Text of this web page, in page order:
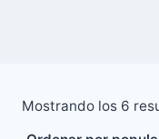
Mostrando los 6